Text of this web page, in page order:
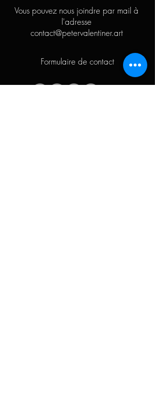
Vous pouvez nous joindre par mail à
l'adresse
contact@petervalentiner.art
Formulaire de contact